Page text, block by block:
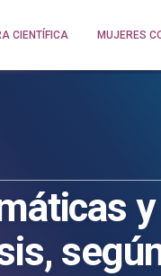
CIENTÍFICA MUJERES